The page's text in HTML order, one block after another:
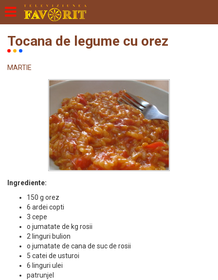
Tocana de legume cu orez
MARTIE
Ingrediente:
150 g orez
6 ardei copti
3 cepe
o jumatate de kg rosii
2 linguri bulion
o jumatate de cana de suc de rosii
5 catei de usturoi
6 linguri ulei
patrunjel